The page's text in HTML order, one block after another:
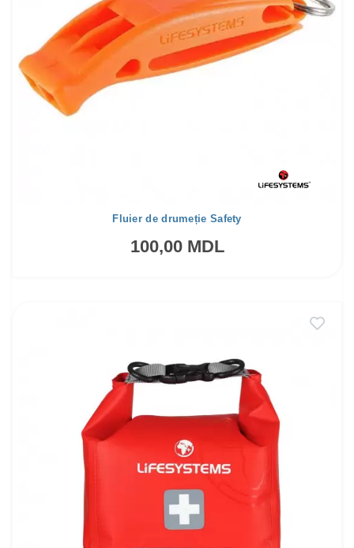
Fluier de drumeție Safety
100,00 MDL